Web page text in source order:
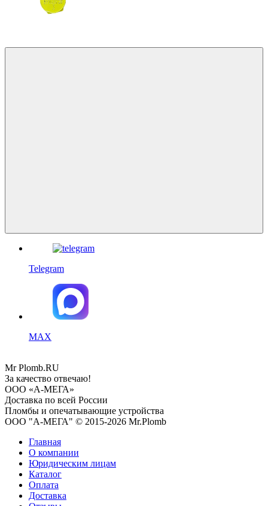
Telegram
MAX
MrPlomb.RU
За качество отвечаю!
ООО «А-МЕГА»
Доставка по всей России
Пломбы и опечатывающие устройства
ООО "А-МЕГА" © 2015-2026 Mr.Plomb
Главная
О компании
Юридическим лицам
Каталог
Оплата
Доставка